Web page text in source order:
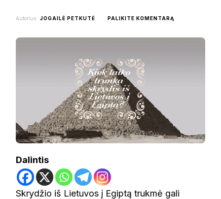
Autorius JOGAILĖ PETKUTĖ PALIKITE KOMENTARĄ
Dalintis
Skrydžio iš Lietuvos į Egiptą trukmė gali